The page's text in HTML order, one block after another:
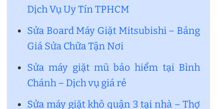
Dịch Vụ Uy Tín TPHCM
Sửa Board Máy Giặt Mitsubishi – Bảng
Giá Sửa Chữa Tận Nơi
Sửa máy giặt mũ bảo hiểm tại Bình
Chánh – Dịch vụ giá rẻ
Sửa máy giặt khô quận 3 tại nhà – Thợ